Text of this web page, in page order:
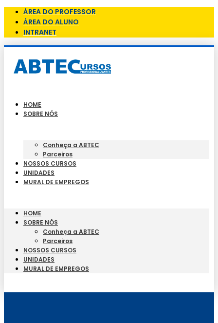
ÁREA DO PROFESSOR
ÁREA DO ALUNO
INTRANET
HOME
SOBRE NÓS
Conheça a ABTEC
Parceiros
NOSSOS CURSOS
UNIDADES
MURAL DE EMPREGOS
HOME
SOBRE NÓS
Conheça a ABTEC
Parceiros
NOSSOS CURSOS
UNIDADES
MURAL DE EMPREGOS